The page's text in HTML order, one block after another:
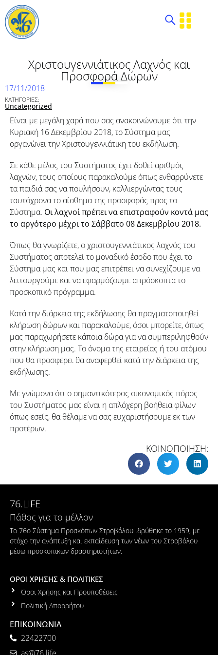
Χριστουγεννιάτικος Λαχνός και
Προσφορά Δώρων
17/11/2018
ΚΑΤΗΓΟΡΙΕΣ:
Uncategorized
Είναι με μεγάλη χαρά που σας ανακοινώνουμε ότι την
Κυριακή 16 Δεκεμβρίου 2018, το Σύστημα μας
οργανώνει την Χριστουγεννιάτικη του εκδήλωση.
Σε κάθε μέλος του Συστήματος έχει δοθεί αριθμός
λαχνών, τους οποίους παρακαλούμε όπως ενθαρρύνετε
τα παιδιά σας να πουλήσουν, καλλιεργώντας τους
ταυτόχρονα το αίσθημα της προσφοράς προς το
Σύστημα. Οι λαχνοί πρέπει να επιστραφούν κοντά μας
το αργότερο μέχρι το Σάββατο 08 Δεκεμβρίου 2018.
Όπως θα γνωρίζετε, ο χριστουγεννιάτικος λαχνός του
Συστήματος αποτελεί το μοναδικό έσοδο που έχει το
Σύστημα μας και που μας επιτρέπει να συνεχίζουμε να
λειτουργούμε και να εφαρμόζουμε απρόσκοπτα το
προσκοπικό πρόγραμμα.
Κατά την διάρκεια της εκδήλωσης θα πραγματοποιηθεί
κλήρωση δώρων και παρακαλούμε, όσοι μπορείτε, όπως
μας παραχωρήσετε κάποια δώρα για να συμπεριληφθούν
στην κλήρωση μας. Το όνομα της εταιρείας ή του ατόμου
που θα προσφέρει θα αναφερθεί κατά την διάρκεια της
εκδήλωσης.
Με γνώμονα ότι ο σημαντικότερος οικονομικός πόρος
του Συστήματος μας είναι η απλόχερη βοήθεια φίλων
όπως εσείς, θα θέλαμε να σας ευχαριστήσουμε εκ των
προτέρων.
ΚΟΙΝΟΠΟΙΗΣΗ:
76.LIFE
Πάθος για το μέλλον
Το 76ο Σύστημα Προσκόπων Στροβόλου ιδρύθηκε το 1959, με
στόχο την ανάπτυξη και εκπαίδευση των νέων του Στροβόλου
μέσω προσκοπικών δραστηριοτήτων.
ΟΡΟΙ ΧΡΗΣΗΣ & ΠΟΛΙΤΙΚΕΣ
Όροι Χρήσης και Προϋποθέσεις
Πολιτική Απορρήτου
ΕΠΙΚΟΙΝΩΝΙΑ
22422700